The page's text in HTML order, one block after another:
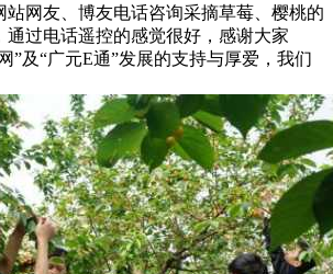
网友、博友电话咨询采摘草莓、樱桃的
通过电话遥控的感觉很好，感谢大家
”及“广元E通”发展的支持与厚爱，我们